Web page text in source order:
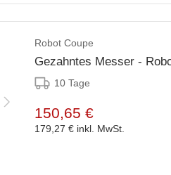
Robot Coupe
Gezahntes Messer -
10 Tage
150,65 €
179,27 € inkl. MwSt.